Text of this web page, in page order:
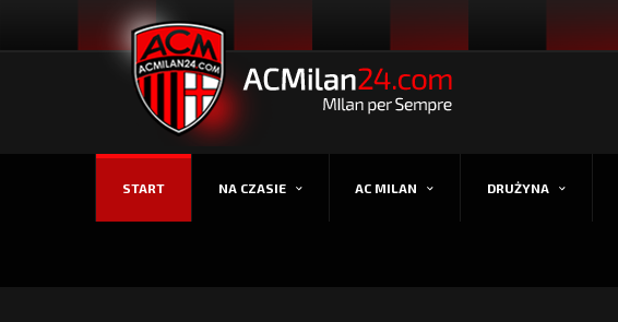
START NA CZASIE AC MILAN DRUŻYNA